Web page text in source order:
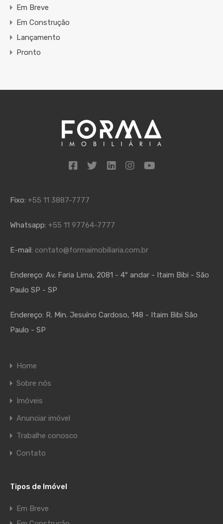
Em Breve
Em Construção
Lançamento
Pronto
Fixo: +55 11 3887-7777
Whatsapp: +55 11 97764-7777
E-mail: contato@formaimobiliaria.com.br
Endereço: Av. Faria Lima, 2081 - 4º andar - Itaim Bibi - São
Paulo SP - SP
Endereço: R. Min. Jesuíno Cardoso, 148 - Itaim Bibi São
Paulo - SP
Home
Sobre nós
Imóveis
Anunciar imóvel
Trabalhe conosco
Contato
Tipos de Imóvel
Em Breve